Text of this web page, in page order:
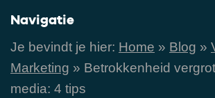
Navigatie
Je bevindt je hier: Home » Blog »
Marketing » Betrokkenheid
media: 4 tips